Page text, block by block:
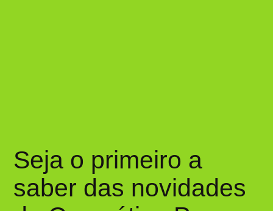
Seja o primeiro a
saber das novidades